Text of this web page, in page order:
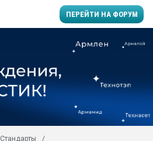
ПЕРЕЙТИ НА ФОРУМ
заводу пластмасс"
Стандарты